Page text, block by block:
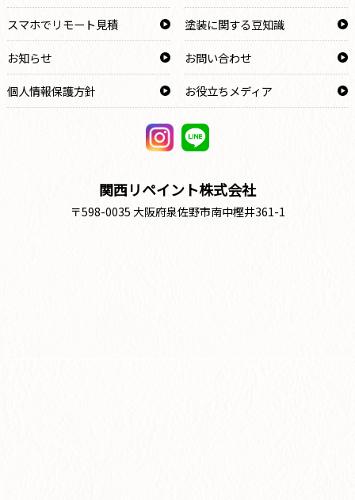
スマホでリモート見積
塗装に関する豆知識
お知らせ
お問い合わせ
個人情報保護方針
お役立ちメディア
関西リペイント株式会社
〒598-0035 大阪府泉佐野市南中樫井361-1